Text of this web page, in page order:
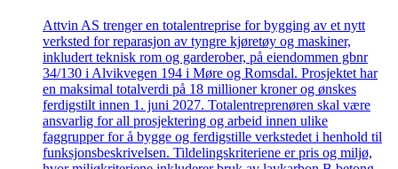
Attvin AS trenger en totalentreprise for bygging av et nytt
verksted for reparasjon av tyngre kjøretøy og maskiner,
inkludert teknisk rom og garderober, på eiendommen gbnr
34/130 i Alvikvegen 194 i Møre og Romsdal. Prosjektet har
en maksimal totalverdi på 18 millioner kroner og ønskes
ferdigstilt innen 1. juni 2027. Totalentreprenøren skal være
ansvarlig for all prosjektering og arbeid innen ulike
faggrupper for å bygge og ferdigstille verkstedet i henhold til
funksjonsbeskrivelsen. Tildelingskriteriene er pris og miljø,